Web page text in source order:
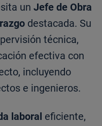
un Jefe de Obra
destacada. Su
técnica,
efectiva con
incluyendo
e ingenieros.
laboral eficiente,